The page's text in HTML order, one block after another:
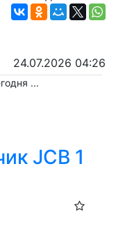
24.07.2026 04:26
...
JCB 1